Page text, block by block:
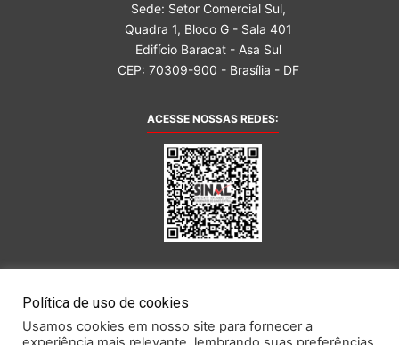
Sede: Setor Comercial Sul,
Quadra 1, Bloco G - Sala 401
Edifício Baracat - Asa Sul
CEP: 70309-900 - Brasília - DF
ACESSE NOSSAS REDES:
Política de uso de cookies
Usamos cookies em nosso site para fornecer a